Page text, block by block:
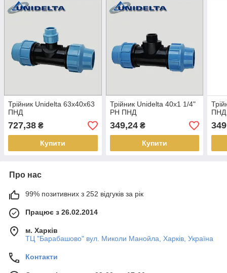
Трійник Unidelta 63х40х63
ПНД
727,38 ₴
Купити
Трійник Unidelta 40х1 1/4"
РН ПНД
349,24₴
Купити
ПНД
Про нас
99% позитивних з 252 відгуків за рік
Працює з 26.02.2014
м. Харків
ТЦ "Барабашово" вул. Миколи Манойла, Харків, Україна
Контакти